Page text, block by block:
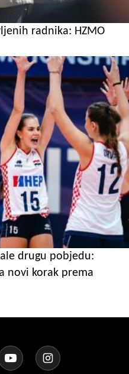
radnika: HZMO
drugu pobjedu:
novi korak prema